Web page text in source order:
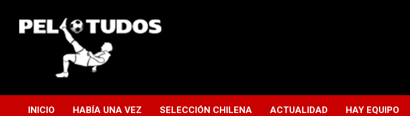
contenido
INICIO HABÍA UNA VEZ SELECCIÓN CHILENA ACTUALIDAD HAY EQUIPO